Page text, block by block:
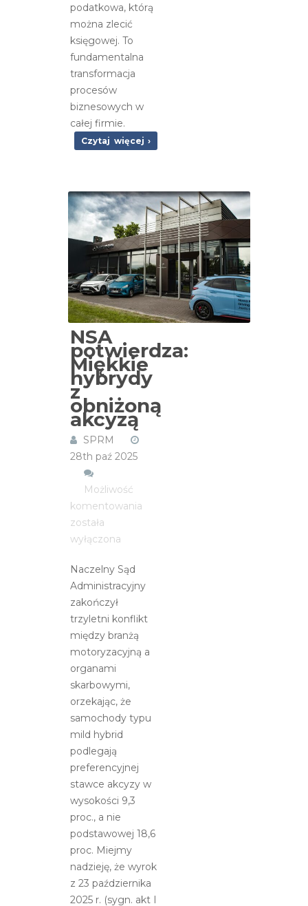
podatkowa, którą
można zlecić
księgowej. To
fundamentalna
transformacja
procesów
biznesowych w
całej firmie.
Czytaj więcej ›
NSA
potwierdza:
Miękkie
hybrydy
z
obniżoną
akcyzą
SPRM
28th paź 2025
Możliwość
komentowania
obniżoną
została
wyłączona
Naczelny Sąd
Administracyjny
zakończył
trzyletni konflikt
między branżą
motoryzacyjną a
organami
skarbowymi,
orzekając, że
samochody typu
mild hybrid
podlegają
preferencyjnej
stawce akcyzy w
wysokości 9,3
proc., a nie
podstawowej 18,6
proc. Miejmy
nadzieję, że wyrok
z 23 października
2025 r. (sygn. akt I